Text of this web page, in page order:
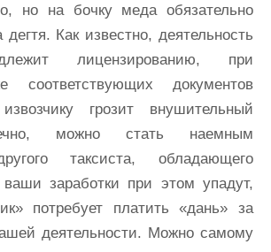
но на бочку меда обязательно
дегтя. Как известно, деятельность
лицензированию, при
соответствующих документов
грозит внушительный
можно стать наемным
таксиста, обладающего
заработки при этом упадут,
потребует платить «дань» за
деятельности. Можно самому